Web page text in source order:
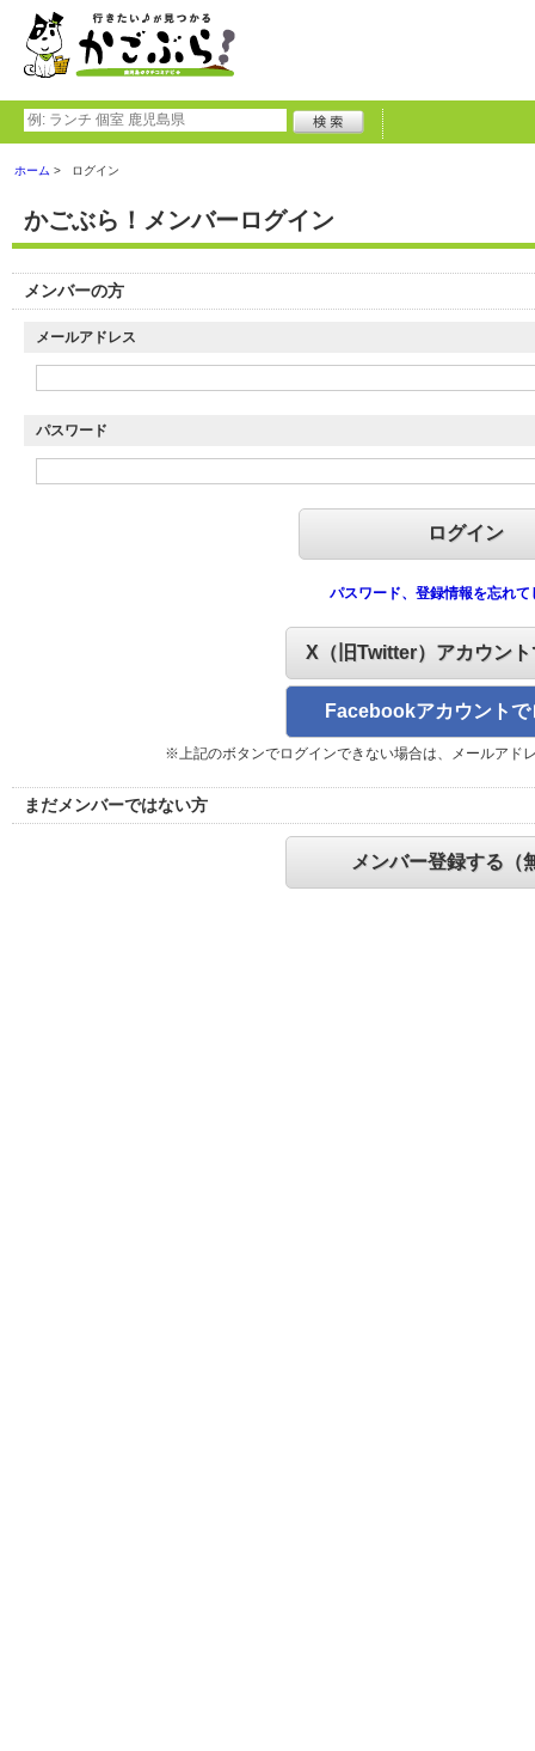
ホーム ログイン
かごぶら！メンバーログイン
メンバーの方
メールアドレス
パスワード
パスワード、登録情報を忘れて
X（旧Twitter）アカウン
Facebookアカウントで
※上記のボタンでログインできない場合は、メールアド
まだメンバーではない方
メンバー登録する（